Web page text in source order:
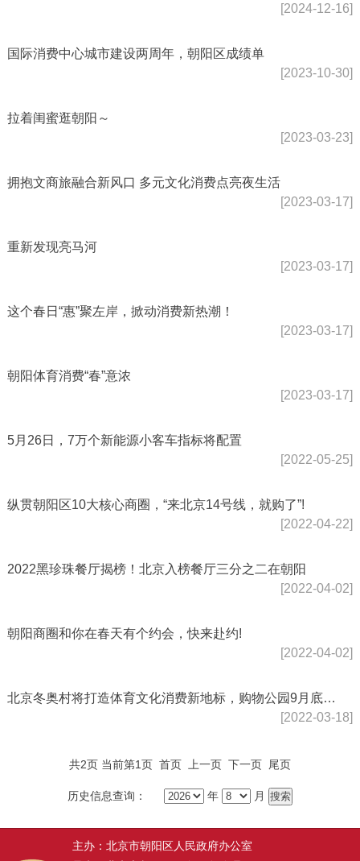
[2024-12-16]
[2023-10-30]
国际消费中心城市建设两周年，朝阳区成绩单
[2023-03-23]
拉着闺蜜逛朝阳～
[2023-03-17]
拥抱文商旅融合新风口 多元文化消费点亮夜生活
[2023-03-17]
重新发现亮马河
[2023-03-17]
这个春日“惠”聚左岸，掀动消费新热潮！
[2023-03-17]
朝阳体育消费“春”意浓
[2022-05-25]
5月26日，7万个新能源小客车指标将配置
[2022-04-22]
纵贯朝阳区10大核心商圈，“来北京14号线，就购了”!
[2022-04-02]
2022黑珍珠餐厅揭榜！北京入榜餐厅三分之二在朝阳
[2022-04-02]
朝阳商圈和你在春天有个约会，快来赴约!
[2022-03-18]
北京冬奥村将打造体育文化消费新地标，购物公园9月底开业
共2页 当前第1页 首页 上一页 下一页 尾页
历史信息查询： 年 月
主办：北京市朝阳区人民政府办公室